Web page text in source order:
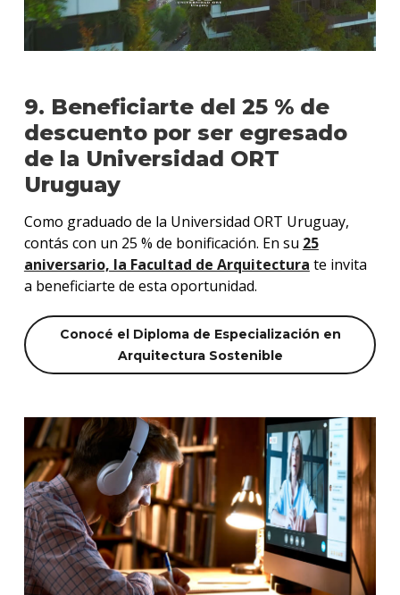
9. Beneficiarte del 25 % de
descuento por ser egresado
de la Universidad ORT
Uruguay
Como graduado de la Universidad ORT Uruguay,
contás con un 25 % de bonificación. En su 25
aniversario, la Facultad de Arquitectura te invita
a beneficiarte de esta oportunidad.
Conocé el Diploma de Especialización en
Arquitectura Sostenible